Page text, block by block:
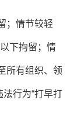
；情节较轻
下拘留；情
所有组织、领
行为“打早打